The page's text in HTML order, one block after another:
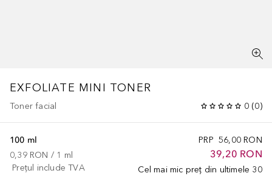
EXFOLIATE MINI TONER
Toner facial 0 (0)
PRP 56,00 RON
39,20 RON
Cel mai mic preț din ultimele 30
100 ml
0,39 RON / 1 ml
Prețul include TVA